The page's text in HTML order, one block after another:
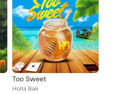
Too Sweet
Holla Bak